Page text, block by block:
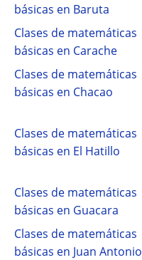
básicas en Baruta
Clases de matemáticas
básicas en Carache
Clases de matemáticas
básicas en Chacao
Clases de matemáticas
básicas en El Hatillo
Clases de matemáticas
básicas en Guacara
Clases de matemáticas
básicas en Juan Antonio